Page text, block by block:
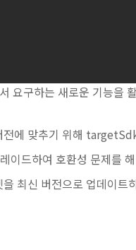
요구하는 새로운 기능을
에 맞추기 위해
이드하여 호환성 문제를
최신 버전으로 업데이트